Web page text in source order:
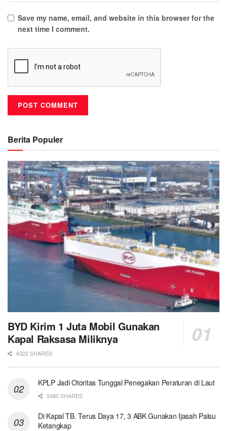
Save my name, email, and website in this browser for the
next time I comment.
Berita Populer
BYD Kirim 1 Juta Mobil Gunakan
Kapal Raksasa Miliknya
6322 SHARES
KPLP Jadi Otoritas Tunggal Penegakan Peraturan di Laut
5480 SHARES
Di Kapal TB. Terus Daya 17, 3 ABK Gunakan Ijasah Palsu
Ketangkap